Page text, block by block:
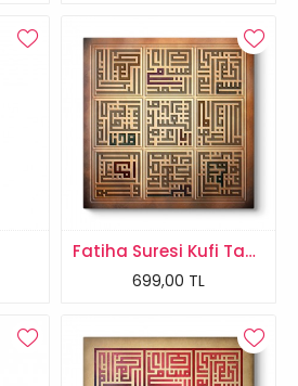
Fatiha Suresi Kufi Tablo
699,00 TL